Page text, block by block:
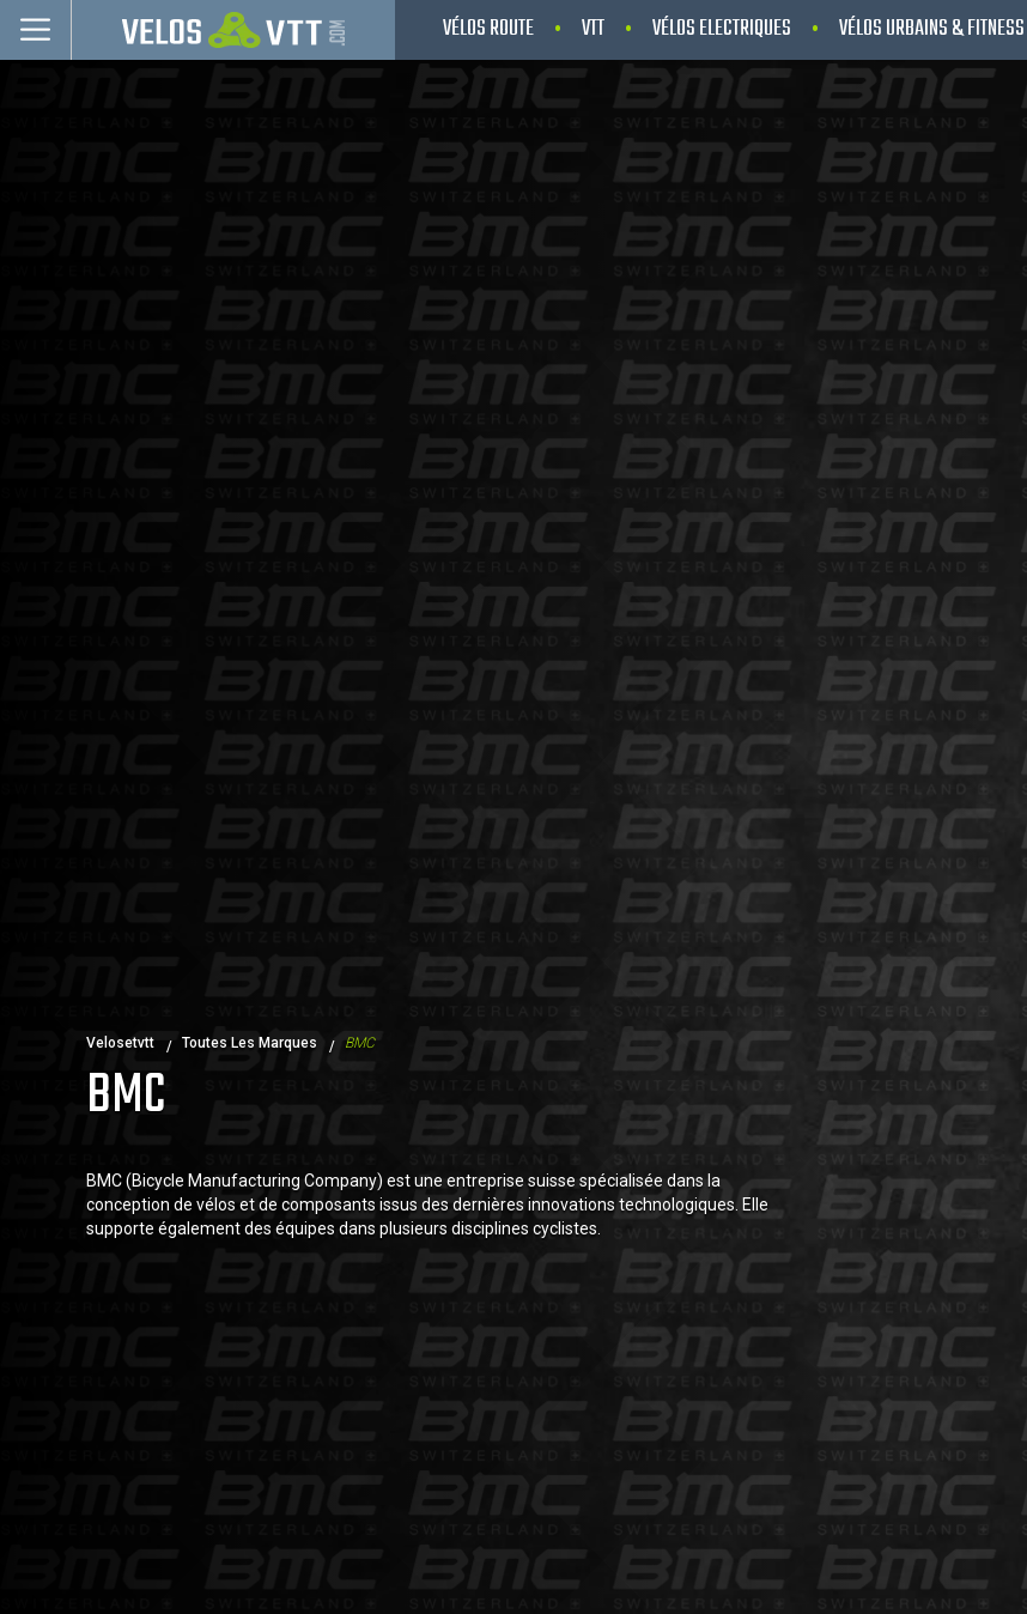
VÉLOS ROUTE VTT VÉLOS ELECTRIQUES VÉLOS URBAINS & FITNESS
Velosetvtt Toutes Les Marques BMC
BMC
BMC (Bicycle Manufacturing Company) est une entreprise suisse spécialisée dans la
conception de vélos et de composants issus des dernières innovations technologiques. Elle
supporte également des équipes dans plusieurs disciplines cyclistes.